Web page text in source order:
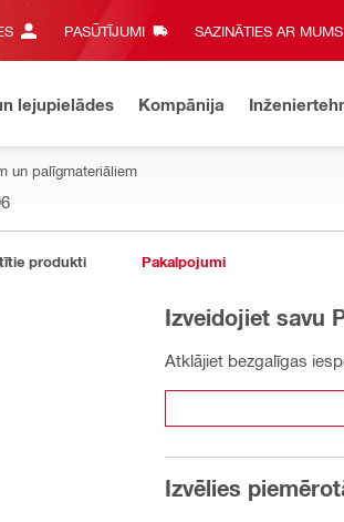
PASŪTĪJUMI SAZINĀTIES AR MUMS‎
lejupielādes Kompānija
un palīgmateriāliem
produkti Pakalpojumi
Izveidojiet savu
Atklājiet bezgalīgas
Izvēlies